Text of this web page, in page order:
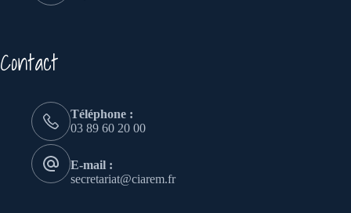
Contact
Téléphone :
03 89 60 20 00
E-mail :
secretariat@ciarem.fr